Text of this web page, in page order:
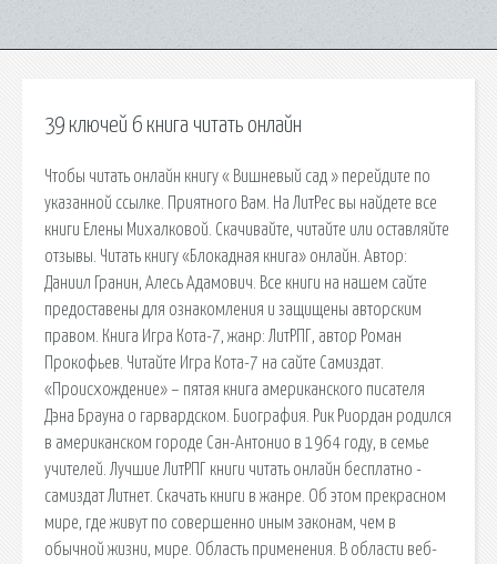
39 ключей 6 книга читать онлайн
Чтобы читать онлайн книгу « Вишневый сад » перейдите по
указанной ссылке. Приятного Вам. На ЛитРес вы найдете все
книги Елены Михалковой. Скачивайте, читайте или оставляйте
отзывы. Читать книгу «Блокадная книга» онлайн. Автор:
Даниил Гранин, Алесь Адамович. Все книги на нашем сайте
предоставены для ознакомления и защищены авторским
правом. Книга Игра Кота-7, жанр: ЛитРПГ, автор Роман
Прокофьев. Читайте Игра Кота-7 на сайте Самиздат.
«Происхождение» – пятая книга американского писателя
Дэна Брауна о гарвардском. Биография. Рик Риордан родился
в американском городе Сан-Антонио в 1964 году, в семье
учителей. Лучшие ЛитРПГ книги читать онлайн бесплатно -
самиздат Литнет. Скачать книги в жанре. Об этом прекрасном
мире, где жи­вут по совершенно иным законам, чем в
обычной жизни, мире. Область применения. В области веб-